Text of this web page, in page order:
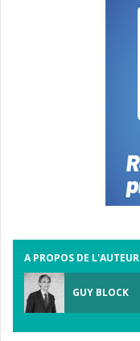
A PROPOS DE L'AUTEUR
GUY BLOCK